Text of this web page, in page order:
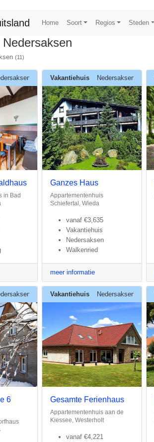
Home Soort Regios Steden
Nedersaksen
(11)
in Bad
Vakantiehuis Nedersaksen
Ganzes Haus
Appartementenhuis
Schiefertal, Wieda
vanaf€3,635
Vakantiehuis
Nedersaksen
Walkenried
meer informatie
6
Vakantiehuis Nedersaksen
Gesamte Ferienhaus
Appartementenhuis aan de
Kiessee, Westerholt
vanaf€4,221